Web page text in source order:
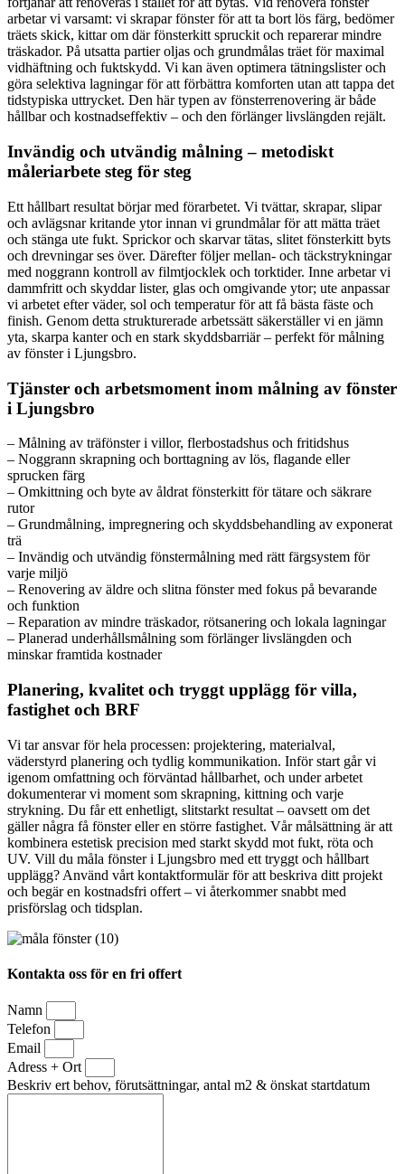
arbetar vi varsamt: vi skrapar fönster för att ta bort lös färg, bedömer
träets skick, kittar om där fönsterkitt spruckit och reparerar mindre
träskador. På utsatta partier oljas och grundmålas träet för maximal
vidhäftning och fuktskydd. Vi kan även optimera tätningslister och
göra selektiva lagningar för att förbättra komforten utan att tappa det
tidstypiska uttrycket. Den här typen av fönsterrenovering är både
hållbar och kostnadseffektiv – och den förlänger livslängden rejält.
Invändig och utvändig målning – metodiskt
måleriarbete steg för steg
Ett hållbart resultat börjar med förarbetet. Vi tvättar, skrapar, slipar
och avlägsnar kritande ytor innan vi grundmålar för att mätta träet
och stänga ute fukt. Sprickor och skarvar tätas, slitet fönsterkitt byts
och drevningar ses över. Därefter följer mellan- och täckstrykningar
med noggrann kontroll av filmtjocklek och torktider. Inne arbetar vi
dammfritt och skyddar lister, glas och omgivande ytor; ute anpassar
vi arbetet efter väder, sol och temperatur för att få bästa fäste och
finish. Genom detta strukturerade arbetssätt säkerställer vi en jämn
yta, skarpa kanter och en stark skyddsbarriär – perfekt för målning
av fönster i Ljungsbro.
Tjänster och arbetsmoment inom målning av fönster
i Ljungsbro
– Målning av träfönster i villor, flerbostadshus och fritidshus
– Noggrann skrapning och borttagning av lös, flagande eller
sprucken färg
– Omkittning och byte av åldrat fönsterkitt för tätare och säkrare
rutor
– Grundmålning, impregnering och skyddsbehandling av exponerat
trä
– Invändig och utvändig fönstermålning med rätt färgsystem för
varje miljö
– Renovering av äldre och slitna fönster med fokus på bevarande
och funktion
– Reparation av mindre träskador, rötsanering och lokala lagningar
– Planerad underhållsmålning som förlänger livslängden och
minskar framtida kostnader
Planering, kvalitet och tryggt upplägg för villa,
fastighet och BRF
Vi tar ansvar för hela processen: projektering, materialval,
väderstyrd planering och tydlig kommunikation. Inför start går vi
igenom omfattning och förväntad hållbarhet, och under arbetet
dokumenterar vi moment som skrapning, kittning och varje
strykning. Du får ett enhetligt, slitstarkt resultat – oavsett om det
gäller några få fönster eller en större fastighet. Vår målsättning är att
kombinera estetisk precision med starkt skydd mot fukt, röta och
UV. Vill du måla fönster i Ljungsbro med ett tryggt och hållbart
upplägg? Använd vårt kontaktformulär för att beskriva ditt projekt
och begär en kostnadsfri offert – vi återkommer snabbt med
prisförslag och tidsplan.
Kontakta oss för en fri offert
Namn
Telefon
Email
Adress + Ort
Beskriv ert behov, förutsättningar, antal m2 & önskat startdatum